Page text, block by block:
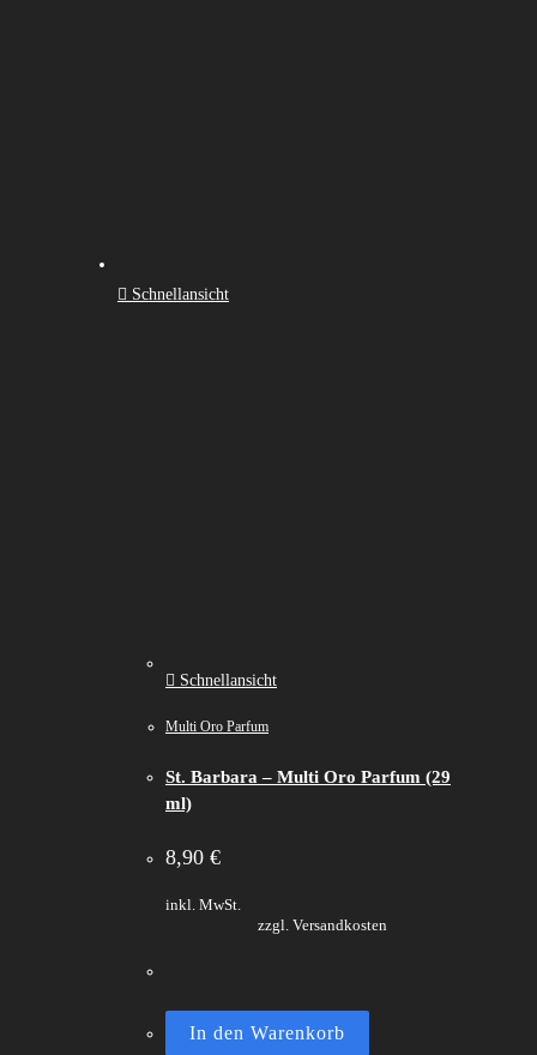
Schnellansicht
Schnellansicht
Multi Oro Parfum
St. Barbara – Multi Oro Parfum (29
ml)
8,90 €
inkl. MwSt.
zzgl. Versandkosten
In den Warenkorb